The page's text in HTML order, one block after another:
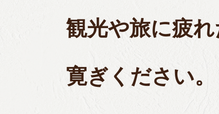
観光や旅に疲
寛ぎください。